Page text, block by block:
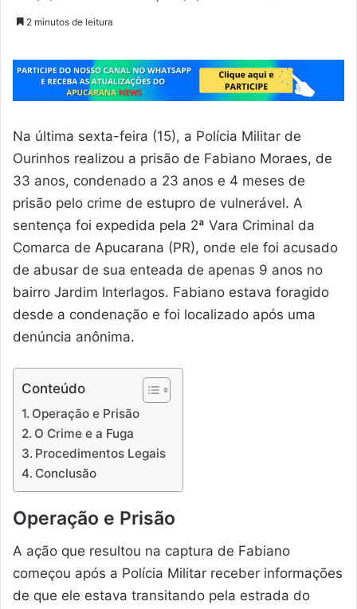
2 minutos de leitura
Na última sexta-feira (15), a Polícia Militar de
Ourinhos realizou a prisão de Fabiano Moraes, de
33 anos, condenado a 23 anos e 4 meses de
prisão pelo crime de estupro de vulnerável. A
sentença foi expedida pela 2ª Vara Criminal da
Comarca de Apucarana (PR), onde ele foi acusado
de abusar de sua enteada de apenas 9 anos no
bairro Jardim Interlagos. Fabiano estava foragido
desde a condenação e foi localizado após uma
denúncia anônima.
Conteúdo
Operação e Prisão
O Crime e a Fuga
Procedimentos Legais
Conclusão
Operação e Prisão
A ação que resultou na captura de Fabiano
começou após a Polícia Militar receber informações
de que ele estava transitando pela estrada do